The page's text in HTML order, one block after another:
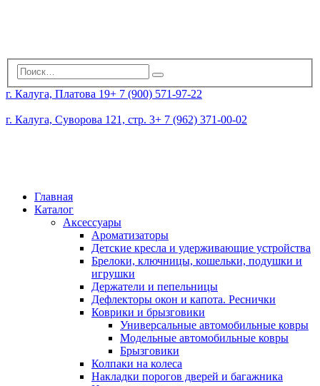
г. Калуга, Платова 19+ 7 (900) 571-97-22
г. Калуга, Суворова 121, стр. 3+ 7 (962) 371-00-02
Главная
Каталог
Аксессуары
Ароматизаторы
Детские кресла и удерживающие устройства
Брелоки, ключницы, кошельки, подушки и
игрушки
Держатели и пепельницы
Дефлекторы окон и капота. Реснички
Коврики и брызговики
Универсальные автомобильные ковры
Модельные автомобильные ковры
Брызговики
Колпаки на колеса
Накладки порогов дверей и багажника